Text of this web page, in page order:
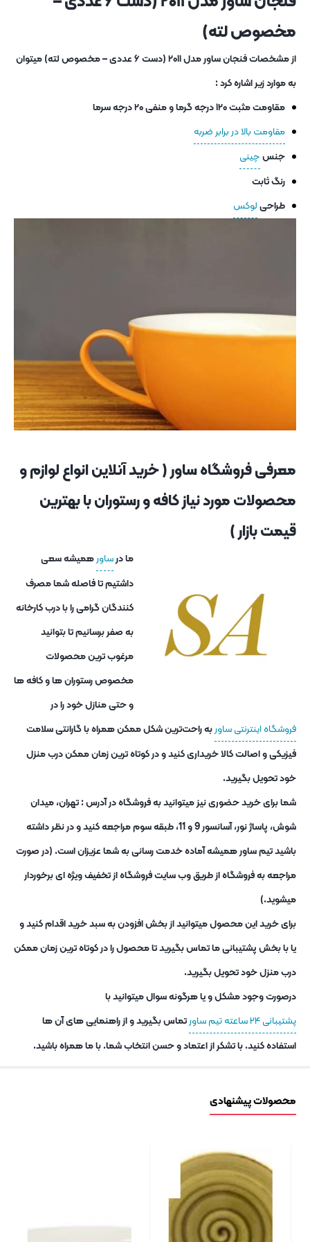
مخصوص لته)
از مشخصات فنجان ساور مدل ۲۰۱۱ (دست ۶ عددی – مخصوص لته) میتوان
به موارد زیر اشاره کرد :
مقاومت مثبت ۱۲۰ درجه گرما و منفی ۲۰ درجه سرما
مقاومت بالا در برابر ضربه
جنسچینی
رنگ ثابت
طراحیلوکس
معرفی فروشگاه ساور ( خرید آنلاین انواع لوازم و
محصولات مورد نیاز کافه و رستوران با بهترین
قیمت بازار )
ما درساورهمیشه سعی
داشتیم تا فاصله شما مصرف
کنندگان گرامی را با درب کارخانه
به صفر برسانیم تا بتوانید
مرغوب ترین محصولات
مخصوص رستوران ها و کافه ها
و حتی منازل خود را در
فروشگاه اینترنتی ساوربه راحت‌ترین شکل ممکن همراه با گارانتی سلامت
فیزیکی و اصالت کالا خریداری کنید و در کوتاه ترین زمان ممکن درب منزل
خود تحویل بگیرید.
شما برای خرید حضوری نیز میتوانید به فروشگاه در آدرس : تهران، میدان
شوش، پاساژ نور، آسانسور 9 و 11، طبقه سوم مراجعه کنید و در نظر داشته
باشید تیم ساور همیشه آماده خدمت رسانی به شما عزیزان است. (در صورت
مراجعه به فروشگاه از طریق وب سایت فروشگاه از تخفیف ویژه ای برخوردار
میشوید.)
برای خرید این محصول میتوانید از بخش افزودن به سبد خرید اقدام کنید و
یا با بخش پشتیبانی ما تماس بگیرید تا محصول را در کوتاه ترین زمان ممکن
درب منزل خود تحویل بگیرید.
درصورت وجود مشکل و یا هرگونه سوال میتوانید با
پشتیبانی ۲۴ ساعته تیم ساور
تماس بگیرید و از راهنمایی های آن ها
استفاده کنید. با تشکر از اعتماد و حسن انتخاب شما. با ما همراه باشید.
محصولات پیشنهادی